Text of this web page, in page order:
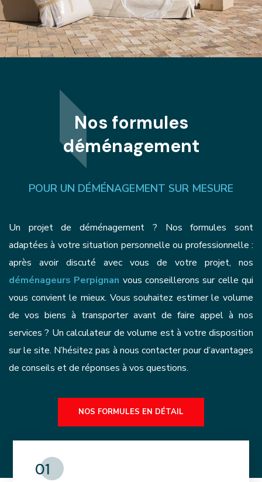
Nos formules
déménagement
POUR UN DÉMÉNAGEMENT SUR MESURE
Un projet de déménagement ? Nos formules sont
adaptées à votre situation personnelle ou professionnelle :
après avoir discuté avec vous de votre projet, nos
déménageurs Perpignan vous conseillerons sur celle qui
vous convient le mieux. Vous souhaitez estimer le volume
de vos biens à transporter avant de faire appel à nos
services ? Un calculateur de volume est à votre disposition
sur le site. N’hésitez pas à nous contacter pour d’avantages
de conseils et de réponses à vos questions.
NOS FORMULES EN DÉTAIL
01